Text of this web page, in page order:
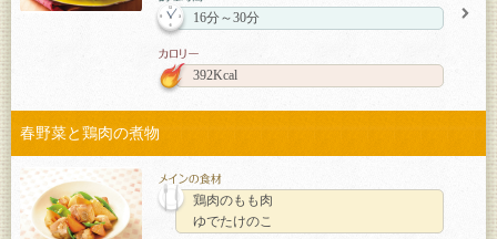
16分～30分
392Kcal
春野菜と鶏肉の煮物
鶏肉のもも肉
ゆでたけのこ